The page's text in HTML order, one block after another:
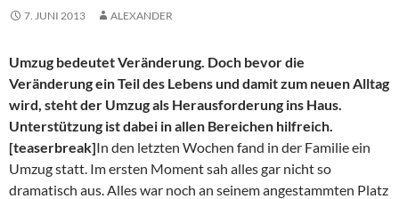
7. JUNI 2013 ALEXANDER
Umzug bedeutet Veränderung. Doch bevor die
Veränderung ein Teil des Lebens und damit zum neuen Alltag
wird, steht der Umzug als Herausforderung ins Haus.
Unterstützung ist dabei in allen Bereichen hilfreich.
[teaserbreak]In den letzten Wochen fand in der Familie ein
Umzug statt. Im ersten Moment sah alles gar nicht so
dramatisch aus. Alles war noch an seinem angestammten Platz